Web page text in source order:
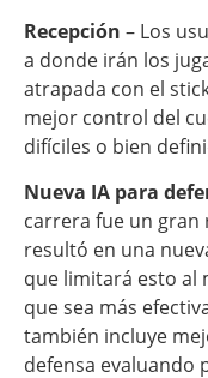
Recepción – Los
a donde irán los
atrapada con el
mejor control del
difíciles o bien
Nueva IA para
carrera fue un gran
resultó en una
que limitará esto al
que sea más
también incluye
defensa evaluando